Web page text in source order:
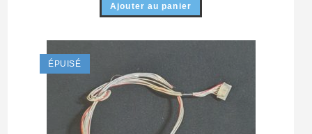
Ajouter au panier
ÉPUISÉ